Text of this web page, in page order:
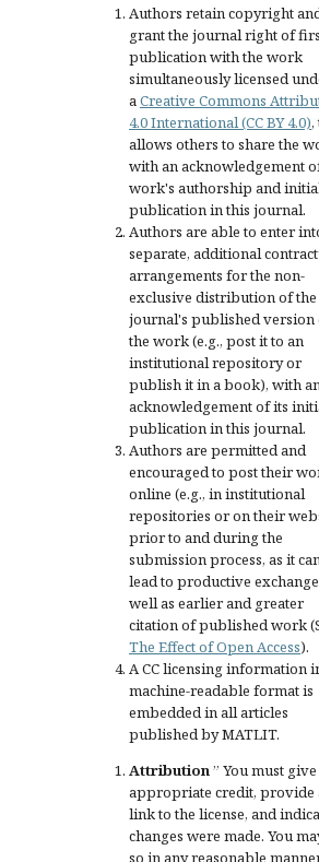
Authors retain copyright
grant the journal right of
publication with the work
simultaneously licensed
aCreative Commons
4.0 International (CC BY 4.0),
allows others to share the
with an acknowledgement
work's authorship and
publication in this journal.
Authors are able to enter
separate, additional
arrangements for the non-
exclusive distribution of the
journal's published version
the work (e.g., post it to an
institutional repository or
publish it in a book), with
acknowledgement of its
publication in this journal.
Authors are permitted and
encouraged to post their
online (e.g., in institutional
repositories or on their
prior to and during the
submission process, as it
lead to productive
well as earlier and greater
citation of published work
The Effect of Open Access).
A CC licensing information
machine-readable format is
embedded in all articles
published by MATLIT.
Attribution” You must give
appropriate credit, provide
link to the license, and
changes were made. You